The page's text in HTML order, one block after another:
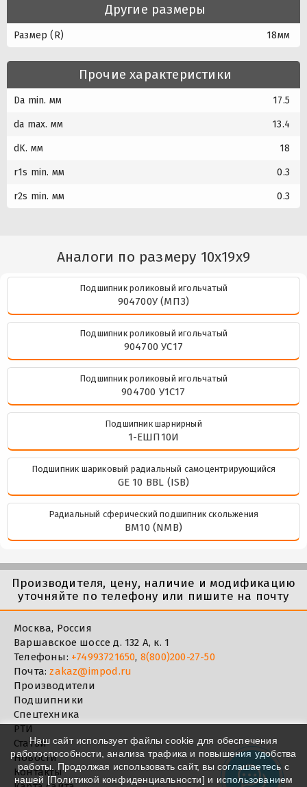
Другие размеры
Размер (R) 18мм
Прочие характеристики
Da min. мм 17.5
da max. мм 13.4
dK. мм 18
r1s min. мм 0.3
r2s min. мм 0.3
Аналоги по размеру 10x19x9
Подшипник роликовый игольчатый
904700У (МПЗ)
Подшипник роликовый игольчатый
904700 УС17
Подшипник роликовый игольчатый
904700 У1С17
Подшипник шарнирный
1-ЕШП10И
Подшипник шариковый радиальный самоцентрирующийся
GE 10 BBL (ISB)
Радиальный сферический подшипник скольжения
BM10 (NMB)
Производителя, цену, наличие и модификацию
уточняйте по телефону или пишите на почту
Москва, Россия
Варшавское шоссе д. 132 А, к. 1
Телефоны: +74993721650, 8(800)200-27-50
Почта:zakaz@impod.ru
Производители
Подшипники
Спецтехника
РТИ
Статьи
Новости
Контакты
Наш сайт использует файлы cookie для обеспечения
работоспособности, анализа трафика и повышения удобства
работы. Продолжая использовать сайт, вы соглашаетесь с
нашей [Политикой конфиденциальности] и использованием